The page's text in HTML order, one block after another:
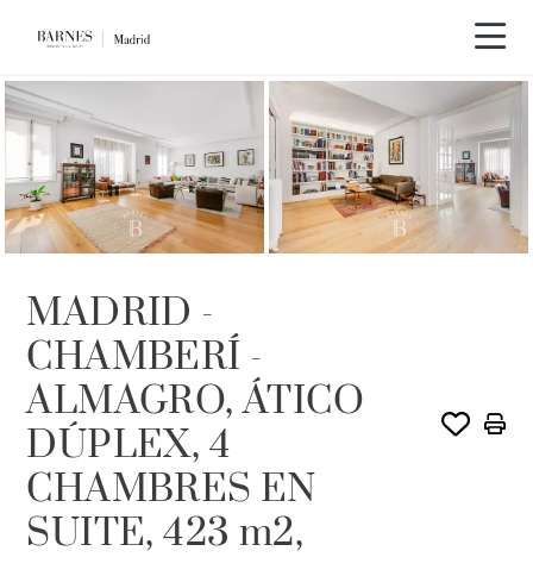
LOUÉ PAR BARNES
MADRID -
CHAMBERÍ -
ALMAGRO, ÁTICO
DÚPLEX, 4
CHAMBRES EN
SUITE, 423 m2,